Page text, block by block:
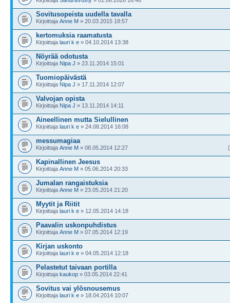
Sovitusopeista uudella tavalla
Kirjoittaja Anne M » 20.03.2015 18:57
kertomuksia raamatusta
Kirjoittaja lauri k e » 04.10.2014 13:38
Nöyrää odotusta
Kirjoittaja Nipa J » 23.11.2014 15:01
Tuomiopäivästä
Kirjoittaja Nipa J » 17.11.2014 12:07
Valvojan opista
Kirjoittaja Nipa J » 13.11.2014 14:11
Aineellinen mutta Sielullinen
Kirjoittaja lauri k e » 24.08.2014 16:08
messumagiaa
Kirjoittaja Anne M » 08.05.2014 12:27
Kapinallinen Jeesus
Kirjoittaja Anne M » 05.06.2014 20:33
Jumalan rangaistuksia
Kirjoittaja Anne M » 23.05.2014 21:20
Myytit ja Riitit
Kirjoittaja lauri k e » 12.05.2014 14:18
Paavalin uskonpuhdistus
Kirjoittaja Anne M » 07.05.2014 12:19
Kirjan uskonto
Kirjoittaja lauri k e » 04.05.2014 12:18
Pelastetut taivaan portilla
Kirjoittaja kaukop » 03.05.2014 22:41
Sovitus vai ylösnousemus
Kirjoittaja lauri k e » 18.04.2014 10:07